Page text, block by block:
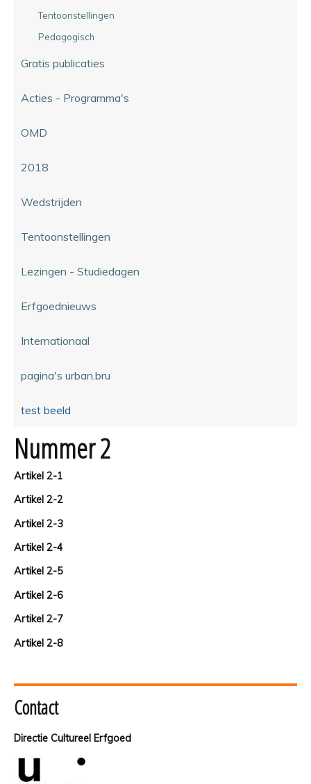
Tentoonstellingen
Pedagogisch
Gratis publicaties
Acties - Programma's
OMD
2018
Wedstrijden
Tentoonstellingen
Lezingen - Studiedagen
Erfgoednieuws
Internationaal
pagina's urban.bru
test beeld
Nummer 2
Artikel 2-1
Artikel 2-2
Artikel 2-3
Artikel 2-4
Artikel 2-5
Artikel 2-6
Artikel 2-7
Artikel 2-8
Contact
Directie Cultureel Erfgoed